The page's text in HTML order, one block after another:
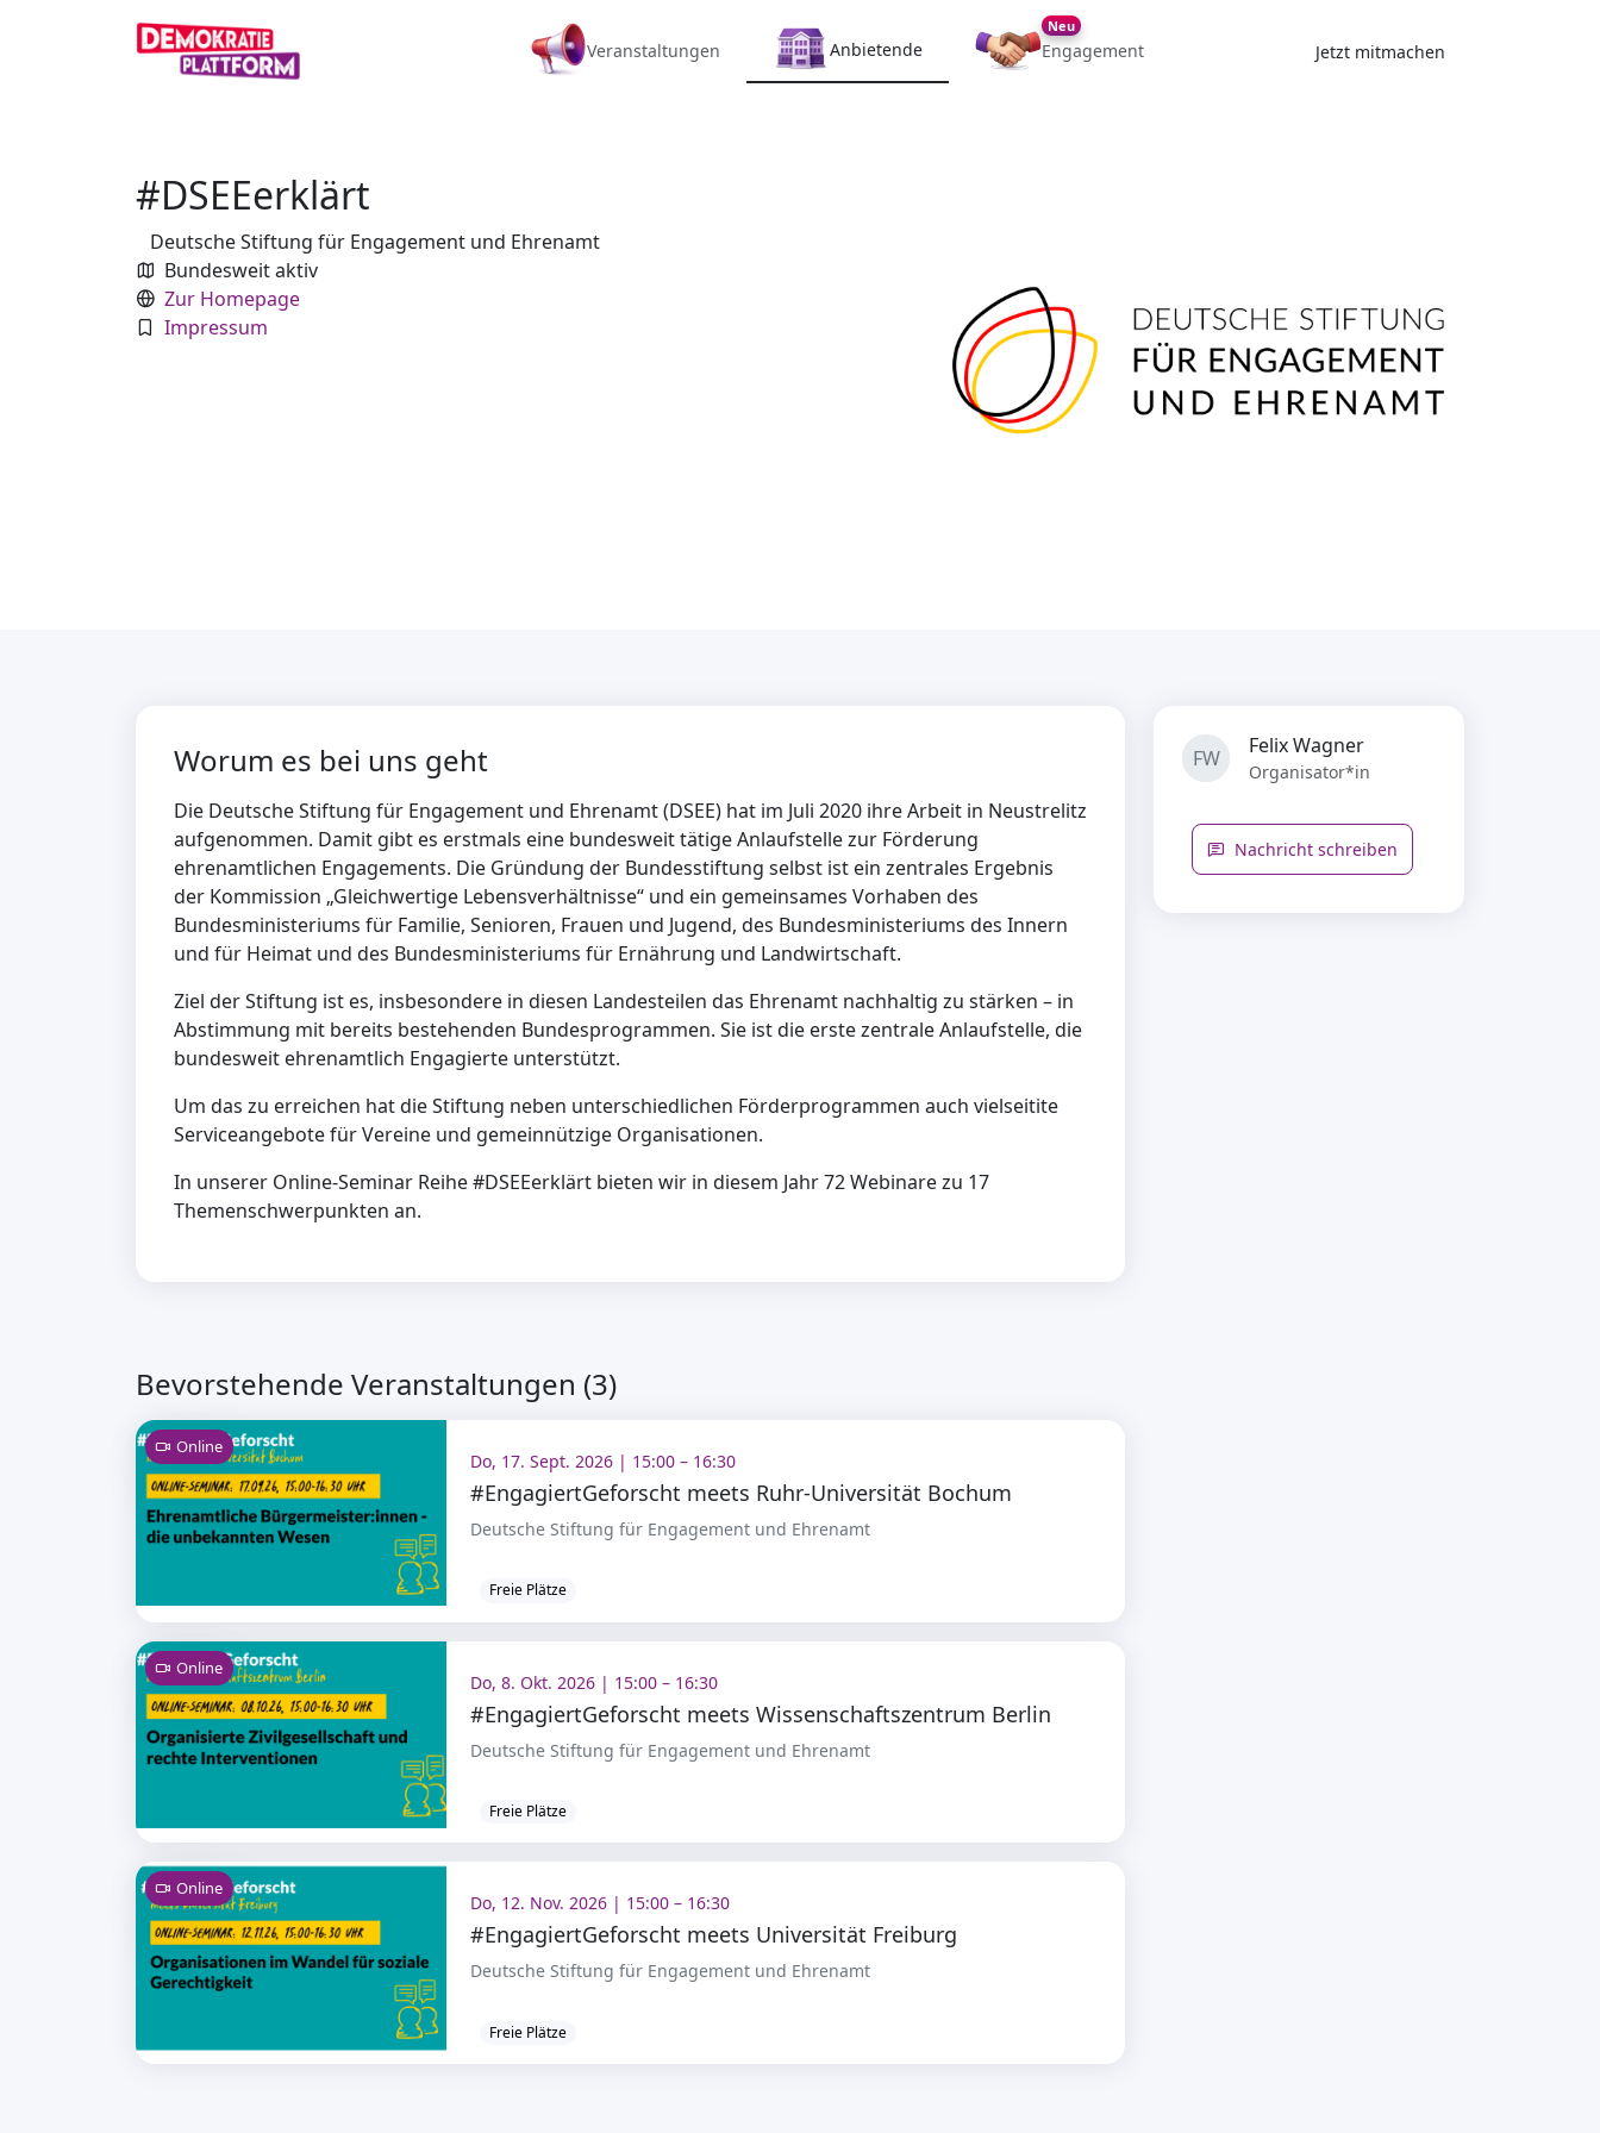
Veranstaltungen Anbietende Engagement
Neu
Jetzt mitmachen
#DSEEerklärt
Deutsche Stiftung für Engagement und Ehrenamt
Bundesweit aktiv
Zur Homepage
Impressum
Worum es bei uns geht
Die Deutsche Stiftung für Engagement und Ehrenamt (DSEE) hat im Juli 2020 ihre Arbeit in Neustrelitz
aufgenommen. Damit gibt es erstmals eine bundesweit tätige Anlaufstelle zur Förderung
ehrenamtlichen Engagements. Die Gründung der Bundesstiftung selbst ist ein zentrales Ergebnis
der Kommission „Gleichwertige Lebensverhältnisse“ und ein gemeinsames Vorhaben des
Bundesministeriums für Familie, Senioren, Frauen und Jugend, des Bundesministeriums des Innern
und für Heimat und des Bundesministeriums für Ernährung und Landwirtschaft.
Ziel der Stiftung ist es, insbesondere in diesen Landesteilen das Ehrenamt nachhaltig zu stärken – in
Abstimmung mit bereits bestehenden Bundesprogrammen. Sie ist die erste zentrale Anlaufstelle, die
bundesweit ehrenamtlich Engagierte unterstützt.
Um das zu erreichen hat die Stiftung neben unterschiedlichen Förderprogrammen auch vielseitite
Serviceangebote für Vereine und gemeinnützige Organisationen.
In unserer Online-Seminar Reihe #DSEEerklärt bieten wir in diesem Jahr 72 Webinare zu 17
Themenschwerpunkten an.
Bevorstehende Veranstaltungen (3)
Online
Do, 17. Sept. 2026 | 15:00 – 16:30
#EngagiertGeforscht meets Ruhr-Universität Bochum
Deutsche Stiftung für Engagement und Ehrenamt
Freie Plätze
Online
Do, 8. Okt. 2026 | 15:00 – 16:30
#EngagiertGeforscht meets Wissenschaftszentrum Berlin
Deutsche Stiftung für Engagement und Ehrenamt
Freie Plätze
Online
Do, 12. Nov. 2026 | 15:00 – 16:30
#EngagiertGeforscht meets Universität Freiburg
Deutsche Stiftung für Engagement und Ehrenamt
Freie Plätze
FW Felix Wagner
Organisator*in
Nachricht schreiben